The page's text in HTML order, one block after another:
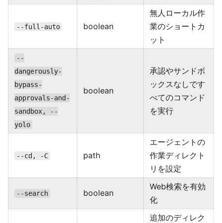
--full-auto boolean
無人ローカル作
業のショートカ
ット
--
dangerously-
bypass-
approvals-and-
sandbox, --
yolo
boolean
承認やサンドボ
ックスなしです
べてのコマンド
を実行
--cd, -C path
エージェントの
作業ディレクト
リを設定
--search boolean
Web検索を有効
化
追加のディレク